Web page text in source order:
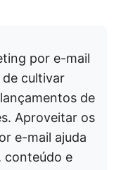
por e-mail
cultivar
de
Aproveitar os
e-mail ajuda
conteúdo e